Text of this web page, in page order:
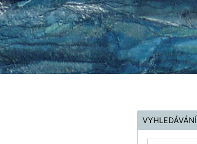
VYHLEDÁVÁNÍ